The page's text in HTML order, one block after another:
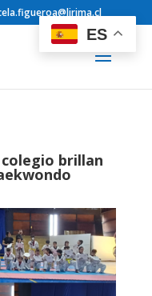
brillan
ES